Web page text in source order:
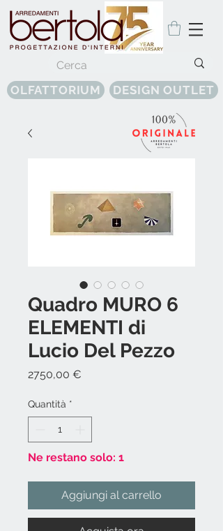
OLFATTORIUM DESIGN OUTLET
Quadro MURO 6
ELEMENTI di
Lucio Del Pezzo
2750,00 €
Quantità *
Ne restano solo: 1
Aggiungi al carrello